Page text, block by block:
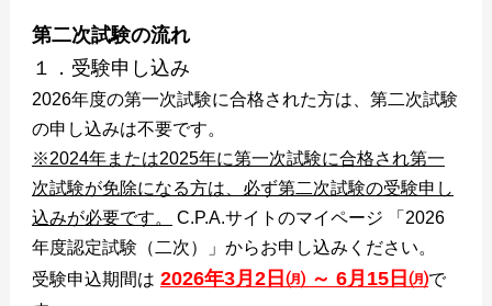
第二次試験の流れ
１．受験申し込み
2026年度の第一次試験に合格された方は、第二次試験
の申し込みは不要です。
※2024年または2025年に第一次試験に合格され第一
次試験が免除になる方は、必ず第二次試験の受験申し
込みが必要です。
C.P.A.サイトのマイページ 「2026
年度認定試験（二次）」からお申し込みください。
受験申込期間は 2026年3月2日㈪ ～ 6月15日㈪で